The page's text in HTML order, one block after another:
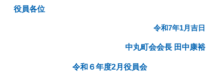
役員各位
令和7年1月吉日
中丸町会会長 田中康裕
令和６年度2月役員会